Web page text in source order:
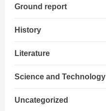
Ground report
History
Literature
Science and Technology
Uncategorized